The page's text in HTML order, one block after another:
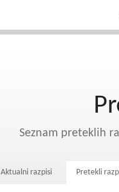
Seznam preteklih
Aktualni razpisi Pretekli